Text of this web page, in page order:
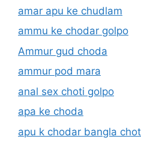
amar apu ke chudlam
ammu ke chodar golpo
Ammur gud choda
ammur pod mara
anal sex choti golpo
apa ke choda
apu k chodar bangla